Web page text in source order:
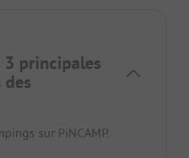
3 principales
sur PiNCAMP.